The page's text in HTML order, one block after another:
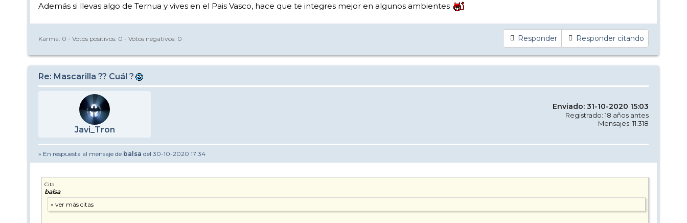
Además si llevas algo de Ternua y vives en el Pais Vasco, hace que te integres mejor en algunos ambientes
Responder Responder citando
Karma: 0 - Votos positivos: 0 - Votos negativos: 0
Re: Mascarilla ?? Cuál ?
Javi_Tron
Enviado: 31-10-2020 15:03
Registrado: 18 años antes
Mensajes: 11.318
» En respuesta al mensaje de balsa del 30-10-2020 17:34
Cita
balsa